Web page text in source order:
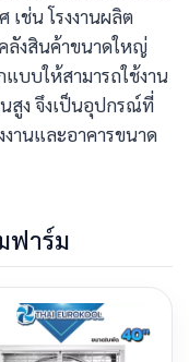
เช่น โรงงานผลิต
คลังสินค้าขนาดใหญ่
บบให้สามารถใช้งาน
สูง จึงเป็นอุปกรณ์ที่
านและอาคารขนาด
ฟาร์ม